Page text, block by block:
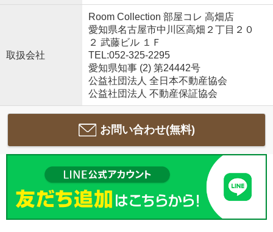
取扱会社
Room Collection 部屋コレ 高畑店
愛知県名古屋市中川区高畑２丁目２０
２ 武藤ビル １Ｆ
TEL:052-325-2295
愛知県知事 (2) 第24442号
公益社団法人 全日本不動産協会
公益社団法人 不動産保証協会
お問い合わせ(無料)